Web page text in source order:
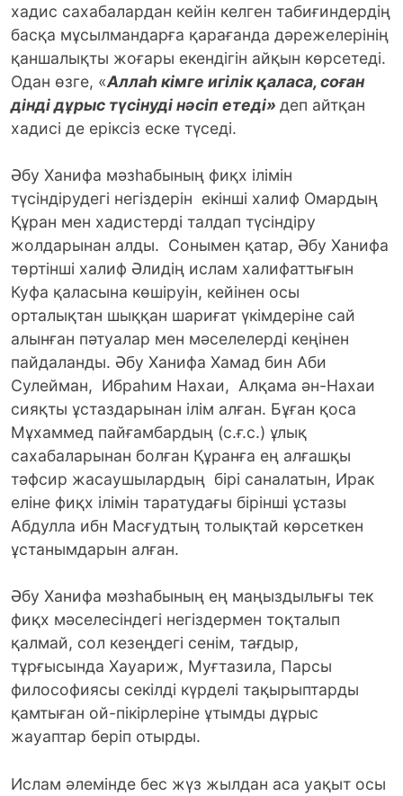
хадис сахабалардан кейін келген табиғиндердің
басқа мұсылмандарға қарағанда дәрежелерінің
қаншалықты жоғары екендігін айқын көрсетеді.
Одан өзге, «Аллаһ кімге игілік қаласа, соған
дінді дұрыс түсінуді нәсіп етеді» деп айтқан
хадисі де еріксіз еске түседі.
Әбу Ханифа мәзһабының фиқх ілімін
түсіндірудегі негіздерін екінші халиф Омардың
Құран мен хадистерді талдап түсіндіру
жолдарынан алды. Сонымен қатар, Әбу Ханифа
төртінші халиф Әлидің ислам халифаттығын
Куфа қаласына көшіруін, кейінен осы
орталықтан шыққан шариғат үкімдеріне сай
алынған пәтуалар мен мәселелерді кеңінен
пайдаланды. Әбу Ханифа Хамад бин Аби
Сулейман, Ибраһим Нахаи, Алқама ән-Нахаи
сияқты ұстаздарынан ілім алған. Бұған қоса
Мұхаммед пайғамбардың (с.ғ.с.) ұлық
сахабаларынан болған Құранға ең алғашқы
тәфсир жасаушылардың бірі саналатын, Ирак
еліне фиқх ілімін таратудағы бірінші ұстазы
Абдулла ибн Масғудтың толықтай көрсеткен
ұстанымдарын алған.
Әбу Ханифа мәзһабының ең маңыздылығы тек
фиқх мәселесіндегі негіздермен тоқталып
қалмай, сол кезеңдегі сенім, тағдыр,
тұрғысында Хауариж, Муғтазила, Парсы
философиясы секілді күрделі тақырыптарды
қамтыған ой-пікірлеріне ұтымды дұрыс
жауаптар беріп отырды.
Ислам әлемінде бес жүз жылдан аса уақыт осы